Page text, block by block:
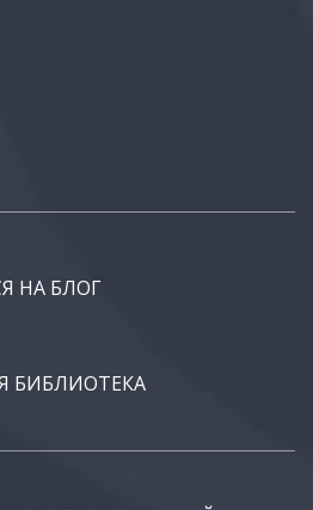
НА БЛОГ
БИБЛИОТЕКА